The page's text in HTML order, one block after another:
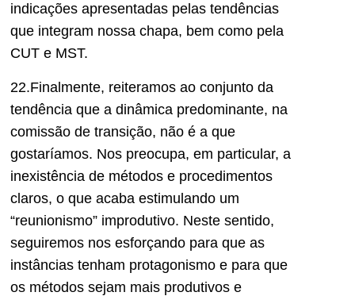
indicações apresentadas pelas tendências
que integram nossa chapa, bem como pela
CUT e MST.
22.Finalmente, reiteramos ao conjunto da
tendência que a dinâmica predominante, na
comissão de transição, não é a que
gostaríamos. Nos preocupa, em particular, a
inexistência de métodos e procedimentos
claros, o que acaba estimulando um
“reunionismo” improdutivo. Neste sentido,
seguiremos nos esforçando para que as
instâncias tenham protagonismo e para que
os métodos sejam mais produtivos e